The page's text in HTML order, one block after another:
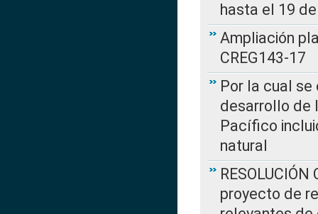
hasta el 19
Ampliación
CREG143-17
Por la cual
desarrollo de
Pacífico
natural
proyecto de